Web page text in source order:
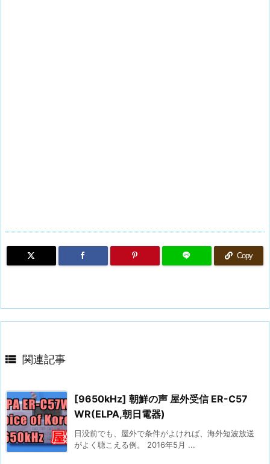
Copy
 関連記事
[9650kHz] 朝鮮の声 屋外受信 ER-C57
WR(ELPA,朝日電器)
日没前でも、屋外で条件がよければ、海外短波放送
がよく聴こえる例。 2016年5月 ...